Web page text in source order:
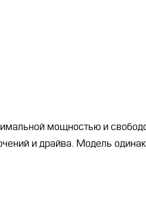
мощностью и
и драйва. Модель